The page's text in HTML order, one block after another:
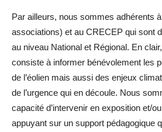
Par ailleurs, nous sommes adhérents
associations) et au CRECEP qui sont
au niveau National et Régional. En
consiste à informer bénévolement les
de l’éolien mais aussi des enjeux
de l’urgence qui en découle. Nous
capacité d’intervenir en exposition et/
appuyant sur un support pédagogique